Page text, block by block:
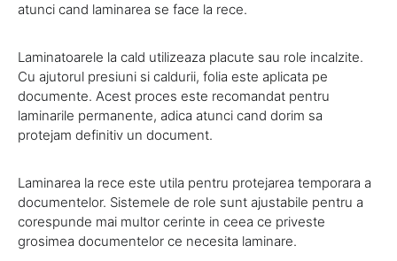
atunci cand laminarea se face la rece.
Laminatoarele la cald utilizeaza placute sau role incalzite.
Cu ajutorul presiuni si caldurii, folia este aplicata pe
documente. Acest proces este recomandat pentru
laminarile permanente, adica atunci cand dorim sa
protejam definitiv un document.
Laminarea la rece este utila pentru protejarea temporara a
documentelor. Sistemele de role sunt ajustabile pentru a
corespunde mai multor cerinte in ceea ce priveste
grosimea documentelor ce necesita laminare.